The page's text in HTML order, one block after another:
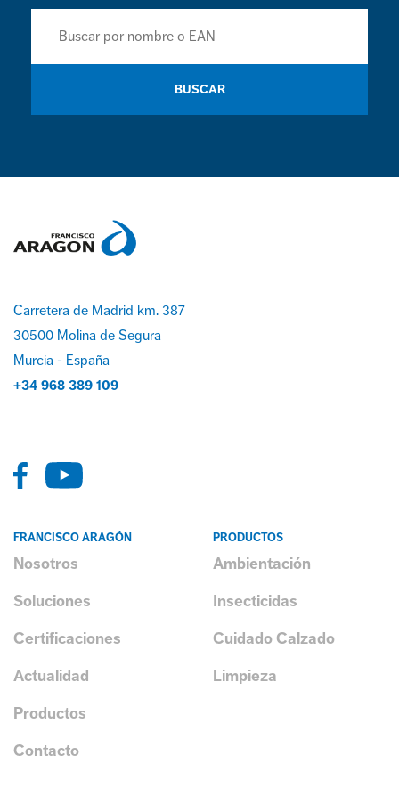
BUSCAR
Carretera de Madrid km. 387
30500 Molina de Segura
Murcia - España
+34 968 389 109
FRANCISCO ARAGÓN
Nosotros
Soluciones
Certificaciones
Actualidad
Productos
Contacto
PRODUCTOS
Ambientación
Insecticidas
Cuidado Calzado
Limpieza